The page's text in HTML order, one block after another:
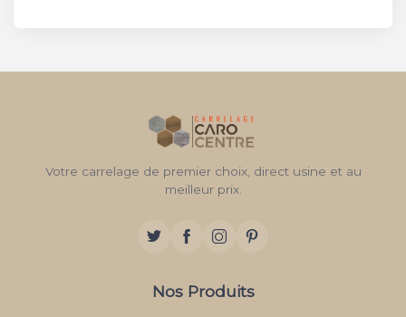
Votre carrelage de premier choix, direct usine et au
meilleur prix.
Nos Produits